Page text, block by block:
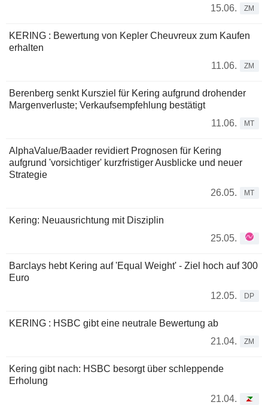
15.06.
ZM
KERING : Bewertung von Kepler Cheuvreux zum Kaufen
erhalten
11.06.
ZM
Berenberg senkt Kursziel für Kering aufgrund drohender
Margenverluste; Verkaufsempfehlung bestätigt
11.06.
MT
AlphaValue/Baader revidiert Prognosen für Kering
aufgrund 'vorsichtiger' kurzfristiger Ausblicke und neuer
Strategie
26.05.
MT
Kering: Neuausrichtung mit Disziplin
25.05.
Barclays hebt Kering auf 'Equal Weight' - Ziel hoch auf 300
Euro
12.05.
DP
KERING : HSBC gibt eine neutrale Bewertung ab
21.04.
ZM
Kering gibt nach: HSBC besorgt über schleppende
Erholung
21.04.